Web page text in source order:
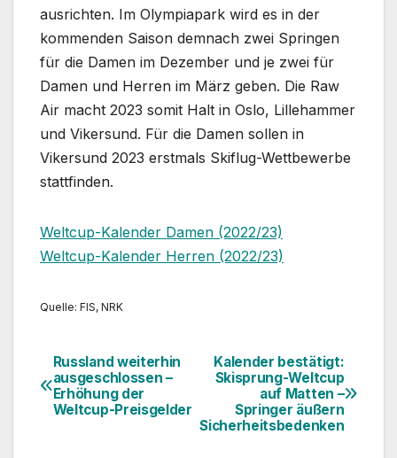
ausrichten. Im Olympiapark wird es in der
kommenden Saison demnach zwei Springen
für die Damen im Dezember und je zwei für
Damen und Herren im März geben. Die Raw
Air macht 2023 somit Halt in Oslo, Lillehammer
und Vikersund. Für die Damen sollen in
Vikersund 2023 erstmals Skiflug-Wettbewerbe
stattfinden.
Weltcup-Kalender Damen (2022/23)
Weltcup-Kalender Herren (2022/23)
Quelle: FIS, NRK
Beitragsnavigation
Kalender bestätigt:
Skisprung-Weltcup
auf Matten –
Springer äußern
Sicherheitsbedenken
Russland weiterhin
ausgeschlossen –
Erhöhung der
Weltcup-Preisgelder